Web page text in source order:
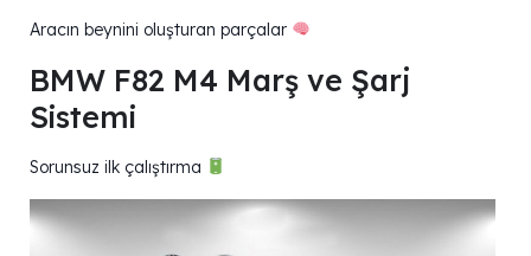
Aracın beynini oluşturan parçalar
BMW F82 M4 Marş ve Şarj
Sistemi
Sorunsuz ilk çalıştırma